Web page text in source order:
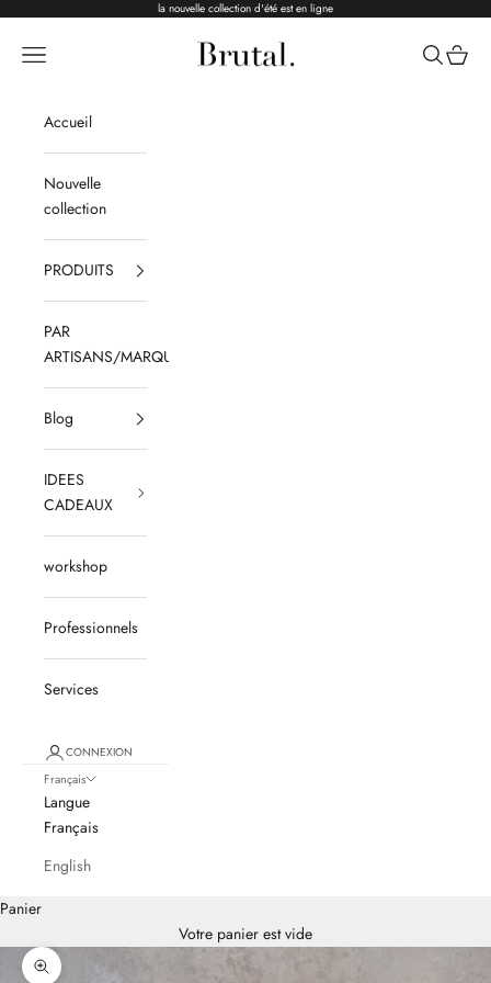
la nouvelle collection d'été est en ligne
Brutal Ceramics
Menu Recherche
Panier
Accueil
Nouvelle
collection
PRODUITS
PAR
ARTISANS/MARQUES
Blog
IDEES
CADEAUX
workshop
Professionnels
Services
CONNEXION
Français
Langue
Français
English
Panier
Votre panier est vide
Zoomer sur l'image